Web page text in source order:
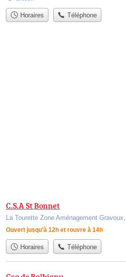
Horaires Téléphone
C.S.A St Bonnet
La Tourette Zone Aménagement
Ouvert jusqu'à 12h et rouvre à 14h
Horaires Téléphone